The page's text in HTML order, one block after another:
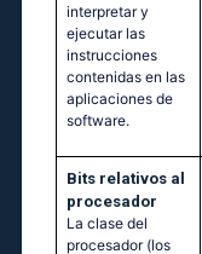
interpretar y
ejecutar las
instrucciones
contenidas en las
aplicaciones de
software.
Bits relativos al
procesador
La clase del
procesador (los